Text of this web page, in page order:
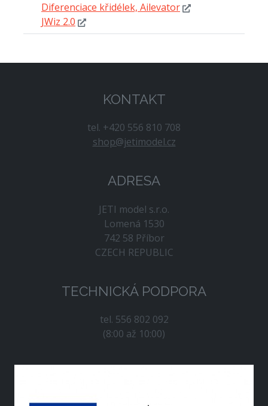
Diferenciace křidélek, Ailevator
JWiz 2.0
KONTAKT
tel. +420 556 810 708
shop@jetimodel.cz
ADRESA
JETI model s.r.o.
Lomená 1530
742 58 Příbor
CZECH REPUBLIC
TECHNICKÁ PODPORA
tel. 556 802 092
(8:00 až 10:00)